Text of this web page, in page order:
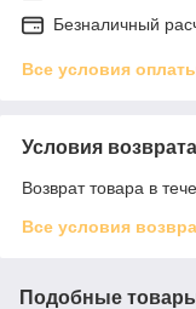
Безналичный
Все условия
Условия возврата
Возврат товара в
Все условия
Подобные